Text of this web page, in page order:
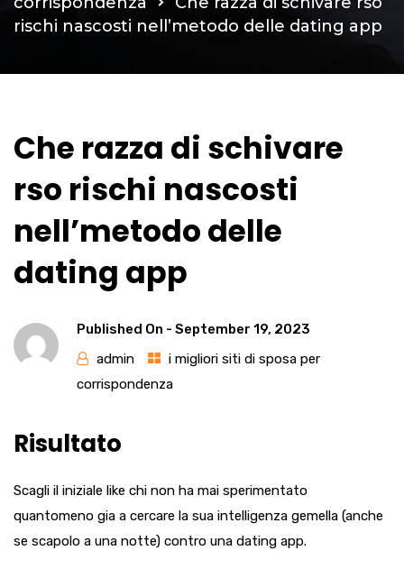
rischi nascosti nell’metodo delle dating app
Che razza di schivare
rso rischi nascosti
nell’metodo delle
dating app
Published On - September 19, 2023
admin
i migliori siti di sposa per
corrispondenza
Risultato
Scagli il iniziale like chi non ha mai sperimentato
quantomeno gia a cercare la sua intelligenza gemella (anche
se scapolo a una notte) contro una dating app.